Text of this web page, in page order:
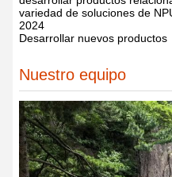
variedad de soluciones de
2024
Desarrollar nuevos productos
Nuestro equipo